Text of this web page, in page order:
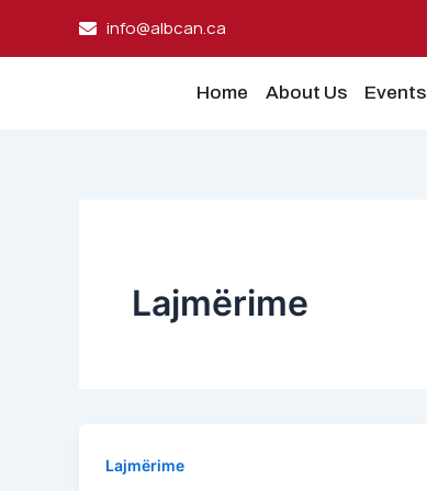
info@albcan.ca
Home About Us Events
Lajmërime
Lajmërime